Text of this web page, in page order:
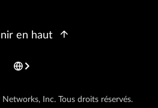
Inc. Tous droits réservés.
en haut